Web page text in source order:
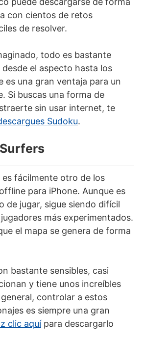
con cientos de retos
de resolver.
todo es bastante
desde el aspecto hasta los
es una gran ventaja para un
Si buscas una forma de
sin usar internet, te
Sudoku.
es fácilmente otro de los
para iPhone. Aunque es
de jugar, sigue siendo difícil
más experimentados.
el mapa se genera de forma
bastante sensibles, casi
y tiene unos increíbles
controlar a estos
es siempre una gran
clic aquípara descargarlo